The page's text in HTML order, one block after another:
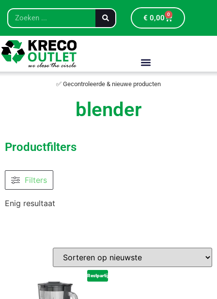
€ 0,00 0
✅ Gecontroleerde & nieuwe producten
blender
Productfilters
Filters
Enig resultaat
Restpartij